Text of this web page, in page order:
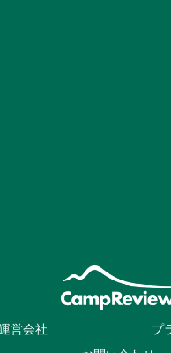
営会社
プ